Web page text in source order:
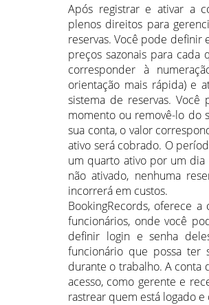
Após registrar e ativar a
plenos direitos para
reservas. Você pode definir
preços sazonais para
corresponder à
orientação mais rápida) e
sistema de reservas.
momento ou removê-lo do
sua conta, o valor
ativo será cobrado. O
um quarto ativo por um dia
não ativado, nenhuma
incorrerá em custos.
BookingRecords, oferece
funcionários, onde você
definir login e senha
funcionário que possa ter
durante o trabalho. A
acesso, como gerente e
rastrear quem está logado